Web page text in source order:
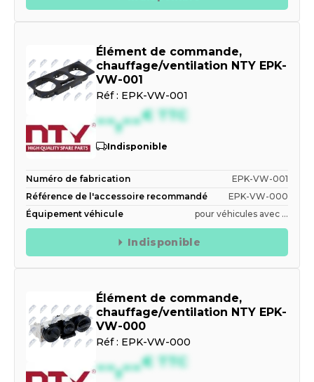
Élément de commande,
chauffage/ventilation NTY EPK-
VW-001
Réf : EPK-VW-001
--,--€ TTC
Indisponible
Numéro de fabrication
EPK-VW-001
Référence de l'accessoire recommandé
EPK-VW-000
Équipement véhicule
pour véhicules avec ...
Indisponible
Élément de commande,
chauffage/ventilation NTY EPK-
VW-000
Réf : EPK-VW-000
--,--€ TTC